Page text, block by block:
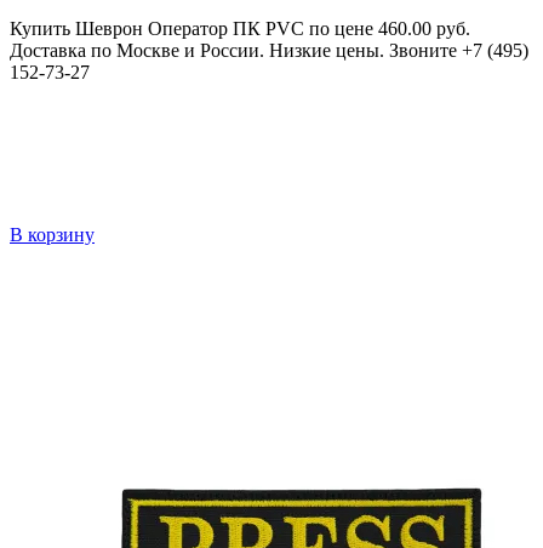
Купить Шеврон Оператор ПК PVC по цене 460.00 руб.
Доставка по Москве и России. Низкие цены. Звоните +7 (495)
152-73-27
В корзину